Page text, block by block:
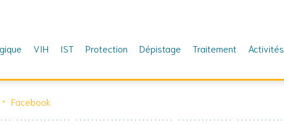
VIH IST Protection Dépistage Traitement Activités
Facebook